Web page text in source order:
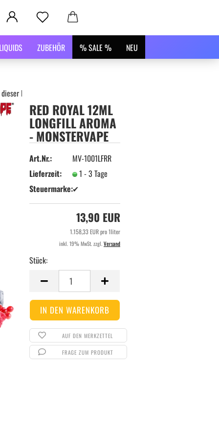
LIQUIDS ZUBEHÖR % SALE % NEU
Kategorie
RED ROYAL 12ML
LONGFILL AROMA
- MONSTERVAPE
Art.Nr.:
MV-1001LFRR
Lieferzeit:
1 - 3 Tage
Steuermarke:✔
13,90 EUR
1.158,33 EUR pro 1liter
inkl. 19% MwSt. zzgl.Versand
Stück:
Stück
AUF DEN MERKZETTEL
FRAGE ZUM PRODUKT